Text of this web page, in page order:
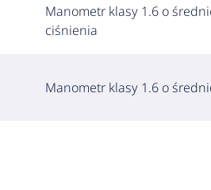
Manometr klasy 1.6 o
ciśnienia
Manometr klasy 1.6 o